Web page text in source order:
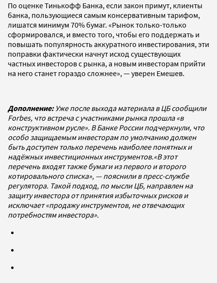
По оценке Тинькофф Банка, если закон примут, клиенты
банка, пользующиеся самым консервативным тарифом,
лишатся минимум 70% бумаг. «Рынок только-только
сформировался, и вместо того, чтобы его поддержать и
повышать популярность аккуратного инвестирования, эти
поправки фактически начнут исход существующих
частных инвесторов с рынка, а новым инвесторам прийти
на него станет гораздо сложнее», — уверен Емешев.
Дополнение:Уже после выхода материала в ЦБ сообщили
Forbes, что встреча с участниками рынка прошла «в
конструктивном русле». В Банке России подчеркнули, что
особо защищаемым инвесторам по умолчанию должен
быть доступен только перечень наиболее понятных и
надёжных инвестиционных инструментов.«В этот
перечень входят также бумаги из первого и второго
котировального списка», — пояснили в пресс-службе
регулятора. Такой подход, по мысли ЦБ, направлен на
защиту инвестора от принятия избыточных рисков и
исключает «продажу инструментов, не отвечающих
потребностям инвестора».